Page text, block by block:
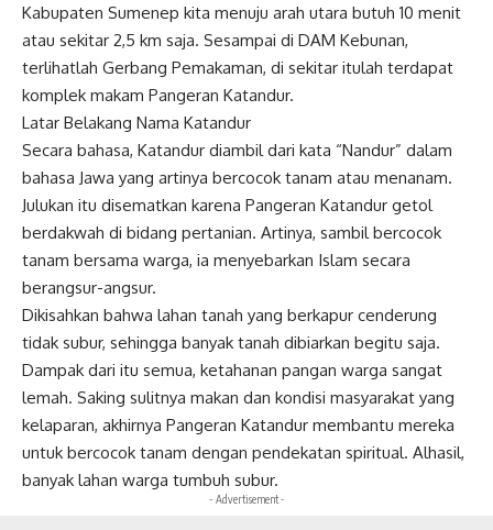
Kabupaten Sumenep kita menuju arah utara butuh 10 menit
atau sekitar 2,5 km saja. Sesampai di DAM Kebunan,
terlihatlah Gerbang Pemakaman, di sekitar itulah terdapat
komplek makam Pangeran Katandur.
Latar Belakang Nama Katandur
Secara bahasa, Katandur diambil dari kata “Nandur” dalam
bahasa Jawa yang artinya bercocok tanam atau menanam.
Julukan itu disematkan karena Pangeran Katandur getol
berdakwah di bidang pertanian. Artinya, sambil bercocok
tanam bersama warga, ia menyebarkan Islam secara
berangsur-angsur.
Dikisahkan bahwa lahan tanah yang berkapur cenderung
tidak subur, sehingga banyak tanah dibiarkan begitu saja.
Dampak dari itu semua, ketahanan pangan warga sangat
lemah. Saking sulitnya makan dan kondisi masyarakat yang
kelaparan, akhirnya Pangeran Katandur membantu mereka
untuk bercocok tanam dengan pendekatan spiritual. Alhasil,
banyak lahan warga tumbuh subur.
- Advertisement -